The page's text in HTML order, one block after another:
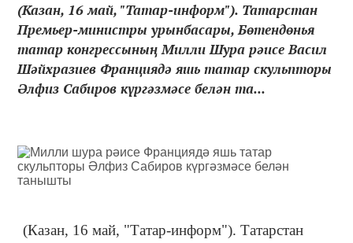
(Казан, 16 май, "Татар-информ"). Татарстан
Премьер-министры урынбасары, Бөтендөнья
татар конгрессының Милли Шура рәисе Васил
Шәйхразиев Франциядә яшь татар скульпторы
Әлфиз Сабиров күргәзмәсе белән та...
(Казан, 16 май, "Татар-информ"). Татарстан